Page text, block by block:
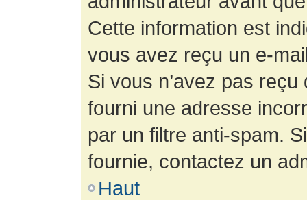
Cette information est
vous avez reçu un e-
Si vous n’avez pas
fourni une adresse
par un filtre anti-spam.
fournie, contactez un
Haut